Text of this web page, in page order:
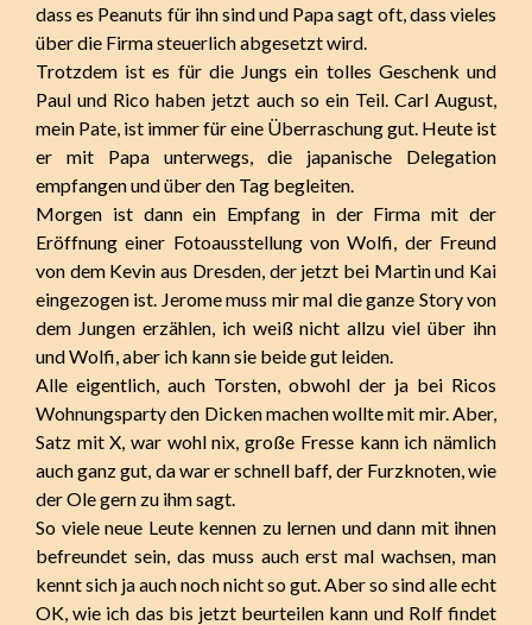
dass es Peanuts für ihn sind und Papa sagt oft, dass vieles
über die Firma steuerlich abgesetzt wird.
Trotzdem ist es für die Jungs ein tolles Geschenk und
Paul und Rico haben jetzt auch so ein Teil. Carl August,
mein Pate, ist immer für eine Überraschung gut. Heute ist
er mit Papa unterwegs, die japanische Delegation
empfangen und über den Tag begleiten.
Morgen ist dann ein Empfang in der Firma mit der
Eröffnung einer Fotoausstellung von Wolfi, der Freund
von dem Kevin aus Dresden, der jetzt bei Martin und Kai
eingezogen ist. Jerome muss mir mal die ganze Story von
dem Jungen erzählen, ich weiß nicht allzu viel über ihn
und Wolfi, aber ich kann sie beide gut leiden.
Alle eigentlich, auch Torsten, obwohl der ja bei Ricos
Wohnungsparty den Dicken machen wollte mit mir. Aber,
Satz mit X, war wohl nix, große Fresse kann ich nämlich
auch ganz gut, da war er schnell baff, der Furzknoten, wie
der Ole gern zu ihm sagt.
So viele neue Leute kennen zu lernen und dann mit ihnen
befreundet sein, das muss auch erst mal wachsen, man
kennt sich ja auch noch nicht so gut. Aber so sind alle echt
OK, wie ich das bis jetzt beurteilen kann und Rolf findet